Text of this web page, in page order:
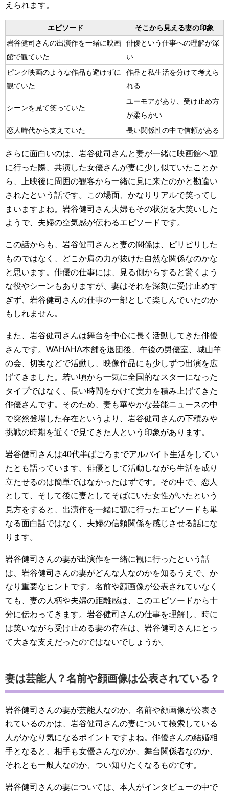
えられます。
エピソード
そこから見える妻の印象
岩谷健司さんの出演作を一緒に映画
館で観ていた
俳優という仕事への理解が深
い
ピンク映画のような作品も避けずに
観ていた
作品と私生活を分けて考えら
れる
シーンを見て笑っていた
ユーモアがあり、受け止め方
が柔らかい
恋人時代から支えていた
長い関係性の中で信頼がある
さらに面白いのは、岩谷健司さんと妻が一緒に映画館へ観
に行った際、共演した女優さんが妻に少し似ていたことか
ら、上映後に周囲の観客から一緒に見に来たのかと勘違い
されたという話です。この場面、かなりリアルで笑ってし
まいますよね。岩谷健司さん夫婦もその状況を大笑いした
ようで、夫婦の空気感が伝わるエピソードです。
この話からも、岩谷健司さんと妻の関係は、ピリピリした
ものではなく、どこか肩の力が抜けた自然な関係なのかな
と思います。俳優の仕事には、見る側からすると驚くよう
な役やシーンもありますが、妻はそれを深刻に受け止めす
ぎず、岩谷健司さんの仕事の一部として楽しんでいたのか
もしれません。
また、岩谷健司さんは舞台を中心に長く活動してきた俳優
さんです。WAHAHA本舗を退団後、午後の男優室、城山羊
の会、切実などで活動し、映像作品にも少しずつ出演を広
げてきました。若い頃から一気に全国的なスターになった
タイプではなく、長い時間をかけて実力を積み上げてきた
俳優さんです。そのため、妻も華やかな芸能ニュースの中
で突然登場した存在というより、岩谷健司さんの下積みや
挑戦の時期を近くで見てきた人という印象があります。
岩谷健司さんは40代半ばごろまでアルバイト生活をしてい
たとも語っています。俳優として活動しながら生活を成り
立たせるのは簡単ではなかったはずです。その中で、恋人
として、そして後に妻としてそばにいた女性がいたという
見方をすると、出演作を一緒に観に行ったエピソードも単
なる面白話ではなく、夫婦の信頼関係を感じさせる話にな
ります。
岩谷健司さんの妻が出演作を一緒に観に行ったという話
は、岩谷健司さんの妻がどんな人なのかを知るうえで、か
なり重要なヒントです。名前や顔画像が公表されていなく
ても、妻の人柄や夫婦の距離感は、このエピソードから十
分に伝わってきます。岩谷健司さんの仕事を理解し、時に
は笑いながら受け止める妻の存在は、岩谷健司さんにとっ
て大きな支えだったのではないでしょうか。
妻は芸能人？名前や顔画像は公表されている？
岩谷健司さんの妻が芸能人なのか、名前や顔画像が公表さ
れているのかは、岩谷健司さんの妻について検索している
人がかなり気になるポイントですよね。俳優さんの結婚相
手となると、相手も女優さんなのか、舞台関係者なのか、
それとも一般人なのか、つい知りたくなるものです。
岩谷健司さんの妻については、本人がインタビューの中で